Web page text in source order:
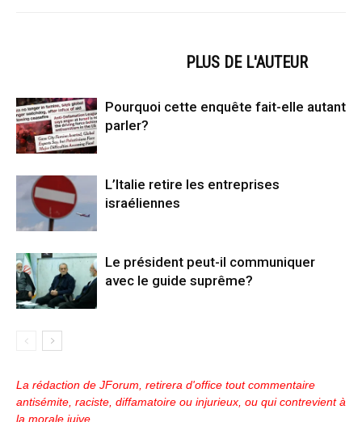
PLUS DE L'AUTEUR
Pourquoi cette enquête fait-elle autant
parler?
L’Italie retire les entreprises
israéliennes
Le président peut-il communiquer
avec le guide suprême?
La rédaction de JForum, retirera d'office tout commentaire
antisémite, raciste, diffamatoire ou injurieux, ou qui contrevient à
la morale juive.